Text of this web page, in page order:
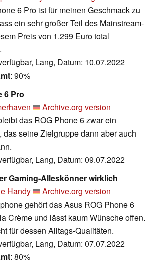
6 Pro ist für meinen Geschmack zu
ein sehr großer Teil des Mainstream-
Preis von 1.299 Euro total
Lang, Datum: 10.07.2022
: 90%
6 Pro
Archive.org version
das ROG Phone 6 zwar ein
das seine Zielgruppe dann aber auch
Lang, Datum: 09.07.2022
Gaming-Alleskönner wirklich
Handy
Archive.org version
gehört das Asus ROG Phone 6
Crème und lässt kaum Wünsche offen.
für dessen Alltags-Qualitäten.
Lang, Datum: 07.07.2022
: 80%